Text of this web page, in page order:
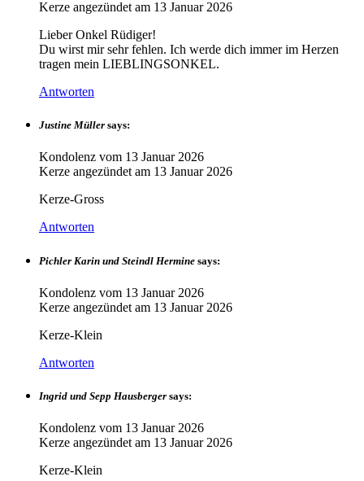
Kerze angezündet am 13 Januar 2026
Lieber Onkel Rüdiger!
Du wirst mir sehr fehlen. Ich werde dich immer im Herzen
tragen mein LIEBLINGSONKEL.
Antworten
Justine Müller says:
Kondolenz vom 13 Januar 2026
Kerze angezündet am 13 Januar 2026
Kerze-Gross
Antworten
Pichler Karin und Steindl Hermine says:
Kondolenz vom 13 Januar 2026
Kerze angezündet am 13 Januar 2026
Kerze-Klein
Antworten
Ingrid und Sepp Hausberger says:
Kondolenz vom 13 Januar 2026
Kerze angezündet am 13 Januar 2026
Kerze-Klein